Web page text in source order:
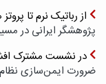
از رباتیک نرم تا
پژوهشگر ایرانی در
در نشست مشترک
ضرورت ایمن‌سازی نظام